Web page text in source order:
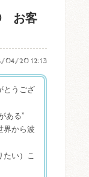
お客
04/20 12:13
とうござ
ある”
界から波
たい）こ